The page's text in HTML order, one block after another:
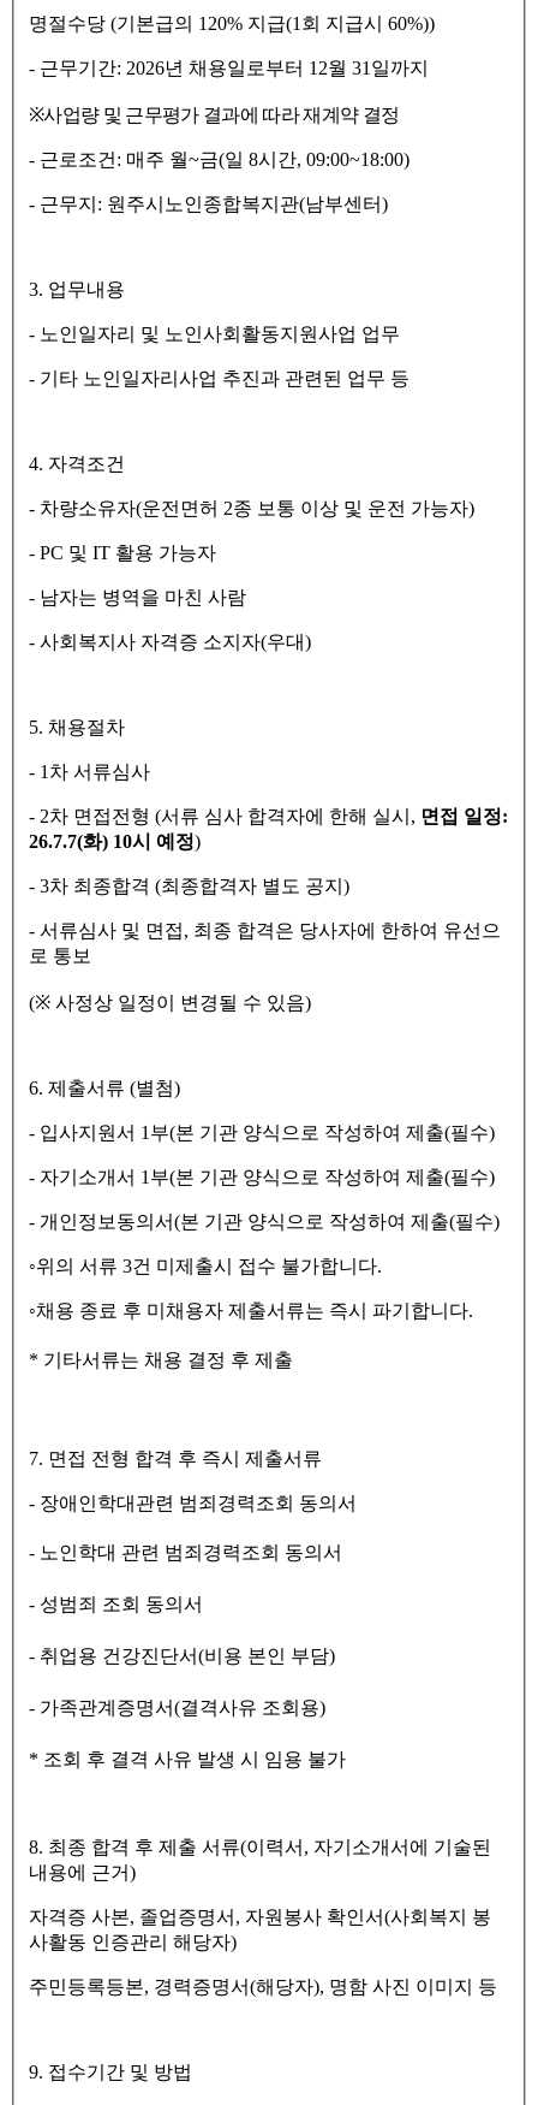
명절수당 (기본급의 120% 지급(1 회 지급시 60%))
- 근무기간: 2026년 채용일로부터 12월 31 일까지
※사업량 및 근무평가 결과에 따라 재계약 결정
- 근로조건 : 매주 월~금(일 8시간, 09:00~18:00)
- 근무지 : 원주시노인종합복지관(남부센터)
3. 업무내용
- 노인일자리 및 노인사회활동지원사업 업무
- 기타 노인일자리사업 추진과 관련된 업무 등
4. 자격조건
- 차량소유자(운전면허 2종 보통 이상 및 운전 가능자)
- PC 및 IT 활용 가능자
- 남자는 병역을 마친 사람
- 사회복지사 자격증 소지자(우대)
5. 채용절차
- 1 차 서류심사
- 2차 면접전형 (서류 심사 합격자에 한해 실시 , 면접 일정:
26.7.7(화) 10시 예정)
- 3차 최종합격 (최종합격자 별도 공지 )
- 서류심사 및 면접, 최종 합격은 당사자에 한하여 유선으
로 통보
(※ 사정상 일정이 변경될 수 있음)
6. 제출서류 (별첨)
- 입사지원서 1 부(본 기관 양식으로 작성하여 제출(필수)
- 자기소개서 1 부(본 기관 양식으로 작성하여 제출(필수)
- 개인정보동의서(본 기관 양식으로 작성하여 제출(필수)
◦위의 서류 3건 미제출시 접수 불가합니다.
◦채용 종료 후 미채용자 제출서류는 즉시 파기합니다.
* 기타서류는 채용 결정 후 제출
7. 면접 전형 합격 후 즉시 제출서류
- 장애인학대관련 범죄경력조회 동의서
- 노인학대 관련 범죄경력조회 동의서
- 성범죄 조회 동의서
- 취업용 건강진단서(비용 본인 부담)
- 가족관계증명서(결격사유 조회용)
* 조회 후 결격 사유 발생 시 임용 불가
8. 최종 합격 후 제출 서류(이력서 , 자기소개서에 기술된
내용에 근거)
자격증 사본, 졸업증명서 , 자원봉사 확인서(사회복지 봉
사활동 인증관리 해당자)
주민등록등본, 경력증명서(해당자), 명함 사진 이미지 등
9. 접수기간 및 방법